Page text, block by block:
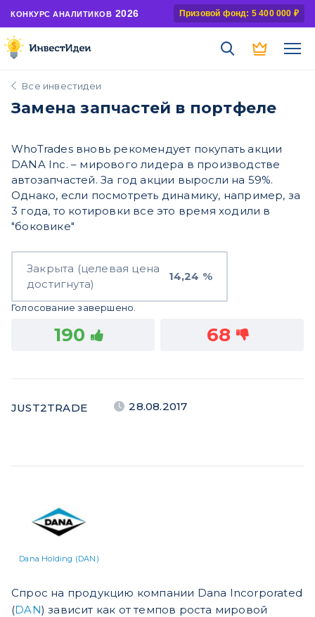
КОНКУРС АНАЛИТИКОВ 2026 Призовой фонд: 5 400 000 ₽
Все инвестидеи
Замена запчастей в портфеле
WhoTrades вновь рекомендует покупать акции
DANA Inc. – мирового лидера в производстве
автозапчастей. За год акции выросли на 59%.
Однако, если посмотреть динамику, например, за
3 года, то котировки все это время ходили в
"боковике"
Закрыта (целевая цена
достигнута)
14,24 %
Голосование завершено.
190 68
JUST2TRADE 28.08.2017
Dana Holding (DAN)
Спрос на продукцию компании Dana Incorporated
(DAN) зависит как от темпов роста мировой